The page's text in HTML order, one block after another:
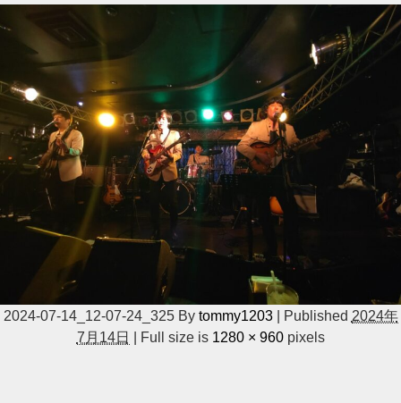
2024-07-14_12-07-24_325 By tommy1203 Published 2024年
7月14日
Full size is 1280 × 960pixels